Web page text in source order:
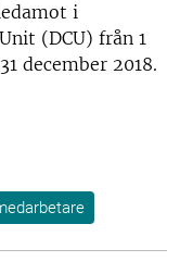
i
(DCU) från 1
december 2018.